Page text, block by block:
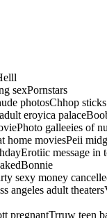
sexPornstars
photosChhop
eroyica
galleeies of
home moviesPeii
message
sexy money
angeles adult
pregnantTrruw teen